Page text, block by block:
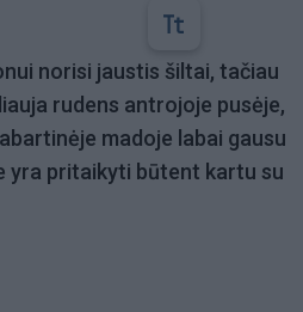
norisi jaustis šiltai, tačiau
rudens antrojoje pusėje,
madoje labai gausu
yra pritaikyti būtent kartu su